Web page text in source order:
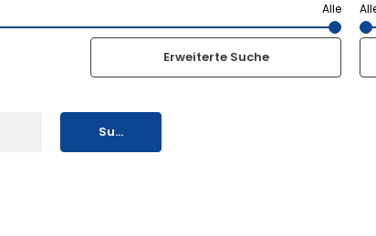
Erweiterte Suche
Suchen